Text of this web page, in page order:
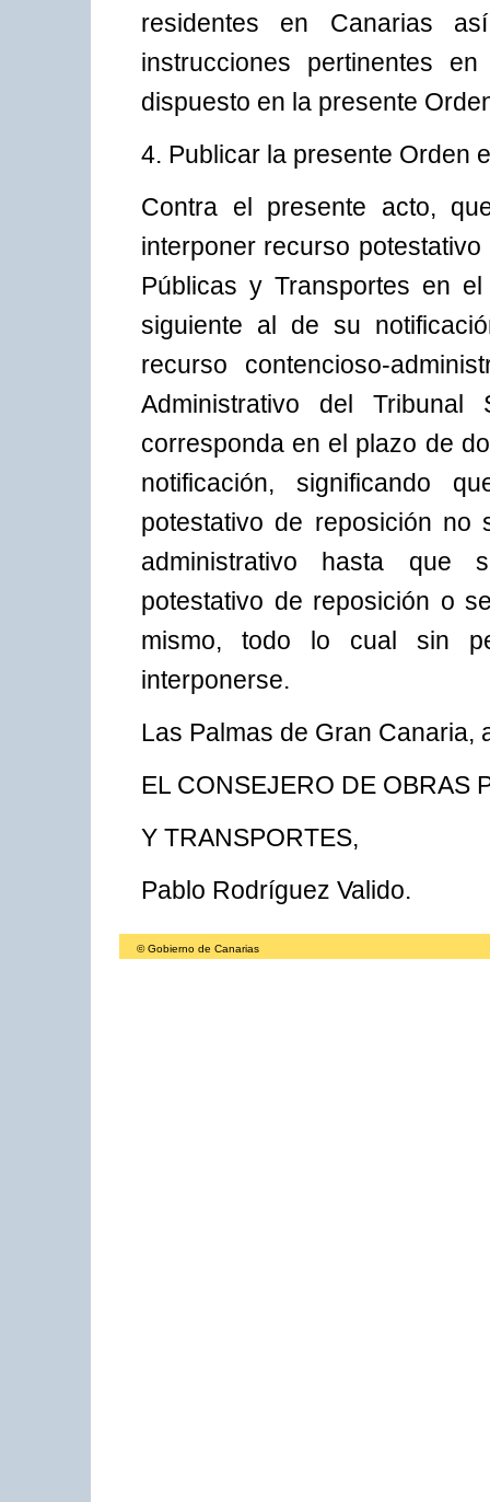
residentes en Canarias
instrucciones pertinentes
dispuesto en la presente
4. Publicar la presente Orden
Contra el presente acto,
interponer recurso
Públicas y Transportes en
siguiente al de su
recurso contencioso-
Administrativo del
corresponda en el plazo de
notificación, significando
potestativo de reposición no
administrativo hasta que
potestativo de reposición o
mismo, todo lo cual sin
interponerse.
Las Palmas de Gran Canaria,
EL CONSEJERO DE OBRAS
Y TRANSPORTES,
Pablo Rodríguez Valido.
© Gobierno de Canarias